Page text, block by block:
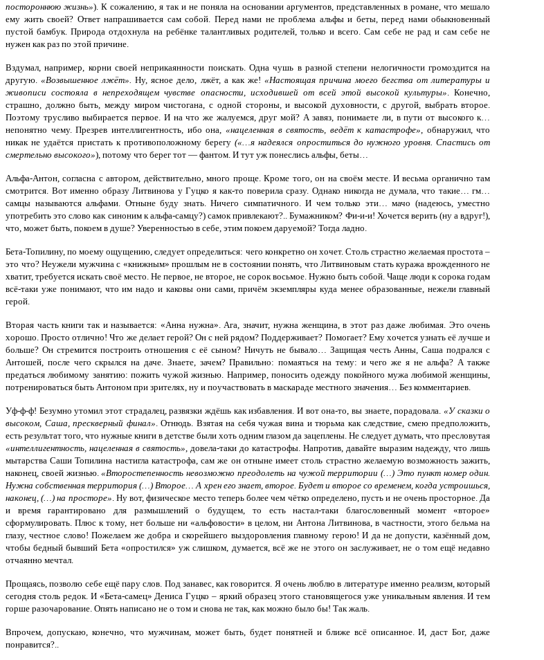
постороннюю жизнь»). К сожалению, я так и не поняла на основании аргументов, представленных в романе, что мешало
ему жить своей? Ответ напрашивается сам собой. Перед нами не проблема альфы и беты, перед нами обыкновенный
пустой бамбук. Природа отдохнула на ребёнке талантливых родителей, только и всего. Сам себе не рад и сам себе не
нужен как раз по этой причине.
Вздумал, например, корни своей неприкаянности поискать. Одна чушь в разной степени нелогичности громоздится на
другую.«Возвышенное лжёт». Ну, ясное дело, лжёт, а как же! «Настоящая причина моего бегства от литературы и
живописи состояла в непреходящем чувстве опасности, исходившей от всей этой высокой культуры» . Конечно,
страшно, должно быть, между миром чистогана, с одной стороны, и высокой духовности, с другой, выбрать второе.
Поэтому трусливо выбирается первое. И на что же жалуемся, друг мой? А завяз, понимаете ли, в пути от высокого к…
непонятно чему. Презрев интеллигентность, ибо она, «нацеленная в святость, ведёт к катастрофе» , обнаружил, что
никак не удаётся пристать к противоположному берегу(«…я надеялся опроститься до нужного уровня. Спастись от
смертельно высокого»), потому что берег тот — фантом. И тут уж понеслись альфы, беты…
Альфа-Антон, согласна с автором, действительно, много проще. Кроме того, он на своём месте. И весьма органично там
смотрится. Вот именно образу Литвинова у Гуцко я как-то поверила сразу. Однако никогда не думала, что такие… гм…
самцы называются альфами. Отныне буду знать. Ничего симпатичного. И чем только эти… мачо (надеюсь, уместно
употребить это слово как синоним к альфа-самцу?) самок привлекают?.. Бумажником? Фи-и-и! Хочется верить (ну а вдруг!),
что, может быть, покоем в душе? Уверенностью в себе, этим покоем даруемой? Тогда ладно.
Бета-Топилину, по моему ощущению, следует определиться: чего конкретно он хочет. Столь страстно желаемая простота –
это что? Неужели мужчина с «книжным» прошлым не в состоянии понять, что Литвиновым стать куража врожденного не
хватит, требуется искать своё место. Не первое, не второе, не сорок восьмое. Нужно быть собой. Чаще люди к сорока годам
всё-таки уже понимают, что им надо и каковы они сами, причём экземпляры куда менее образованные, нежели главный
герой.
Вторая часть книги так и называется: «Анна нужна». Ага, значит, нужна женщина, в этот раз даже любимая. Это очень
хорошо. Просто отлично! Что же делает герой? Он с ней рядом? Поддерживает? Помогает? Ему хочется узнать её лучше и
больше? Он стремится построить отношения с её сыном? Ничуть не бывало… Защищая честь Анны, Саша подрался с
Антошей, после чего скрылся на даче. Знаете, зачем? Правильно: помаяться на тему: и чего же я не альфа? А также
предаться любимому занятию: пожить чужой жизнью. Например, поносить одежду покойного мужа любимой женщины,
потренироваться быть Антоном при зрителях, ну и поучаствовать в маскараде местного значения… Без комментариев.
Уф-ф-ф! Безумно утомил этот страдалец, развязки ждёшь как избавления. И вот она-то, вы знаете, порадовала.«У сказки о
высоком, Саша, прескверный финал» . Отнюдь. Взятая на себя чужая вина и тюрьма как следствие, смею предположить,
есть результат того, что нужные книги в детстве были хоть одним глазом да зацеплены. Не следует думать, что пресловутая
«интеллигентность, нацеленная в святость» , довела-таки до катастрофы. Напротив, давайте выразим надежду, что лишь
мытарства Саши Топилина настигла катастрофа, сам же он отныне имеет столь страстно желаемую возможность зажить,
наконец, своей жизнью.«Второстепенность невозможно преодолеть на чужой территории (…) Это пункт номер один.
Нужна собственная территория (…) Второе… А хрен его знает, второе. Будет и второе со временем, когда устроишься,
наконец, (…) на просторе» . Ну вот, физическое место теперь более чем чётко определено, пусть и не очень просторное. Да
и время гарантировано для размышлений о будущем, то есть настал-таки благословенный момент «второе»
сформулировать. Плюс к тому, нет больше ни «альфовости» в целом, ни Антона Литвинова, в частности, этого бельма на
глазу, честное слово! Пожелаем же добра и скорейшего выздоровления главному герою! И да не допусти, казённый дом,
чтобы бедный бывший Бета «опростился» уж слишком, думается, всё же не этого он заслуживает, не о том ещё недавно
отчаянно мечтал.
Прощаясь, позволю себе ещё пару слов. Под занавес, как говорится. Я очень люблю в литературе именно реализм, который
сегодня столь редок. И «Бета-самец» Дениса Гуцко – яркий образец этого становящегося уже уникальным явления. И тем
горше разочарование. Опять написано не о том и снова не так, как можно было бы! Так жаль.
Впрочем, допускаю, конечно, что мужчинам, может быть, будет понятней и ближе всё описанное. И, даст Бог, даже
понравится?..